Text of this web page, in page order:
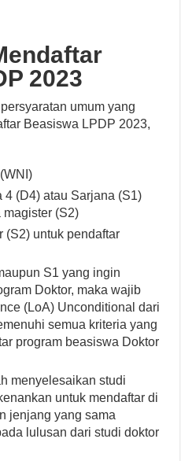
2023
umum yang
Beasiswa LPDP 2023,
4 (D4) atau Sarjana (S1)
magister (S2)
(S2) untuk pendaftar
S1 yang ingin
Doktor, maka wajib
(LoA) Unconditional dari
semua kriteria yang
program beasiswa Doktor
menyelesaikan studi
untuk mendaftar di
jenjang yang sama
lulusan dari studi doktor